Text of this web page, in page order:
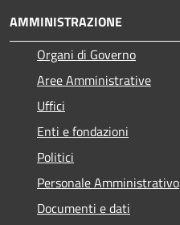
AMMINISTRAZIONE
Organi di Governo
Aree Amministrative
Uffici
Enti e fondazioni
Politici
Personale Amministrativo
Documenti e dati